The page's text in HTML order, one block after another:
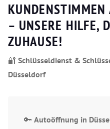
KUNDENSTIMMEN
– UNSERE HILFE,
ZUHAUSE!
🔐 Schlüsseldienst &
Düsseldorf
🔑 Autoöffnung in